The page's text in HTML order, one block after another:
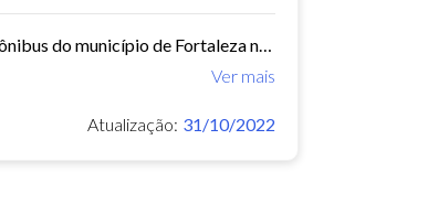
Este conjunto de dados contém informações sobre as linhas da rede urbana de ônibus do município de Fortaleza no ano de 2015.
Ver mais
Atualização: 31/10/2022